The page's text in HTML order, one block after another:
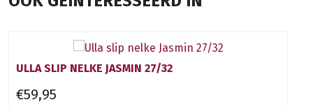
ULLA SLIP NELKE JASMIN 27/32
€59,95